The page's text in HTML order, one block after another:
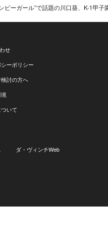
ガール”で話題の川口葵、K-1甲子園＆K-1カレッジの応援サポーターに就任！「自分にも重
せ
ーポリシー
討の方へ
いて
ダ・ヴィンチWeb